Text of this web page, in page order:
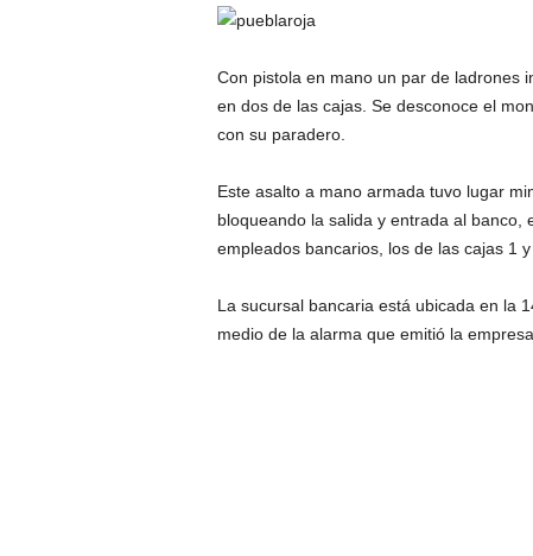
Con pistola en mano un par de ladrones
en dos de las cajas. Se desconoce el
con su paradero.
Este asalto a mano armada tuvo lugar
bloqueando la salida y entrada al
empleados bancarios, los de las cajas 1
La sucursal bancaria está ubicada en la
medio de la alarma que emitió la